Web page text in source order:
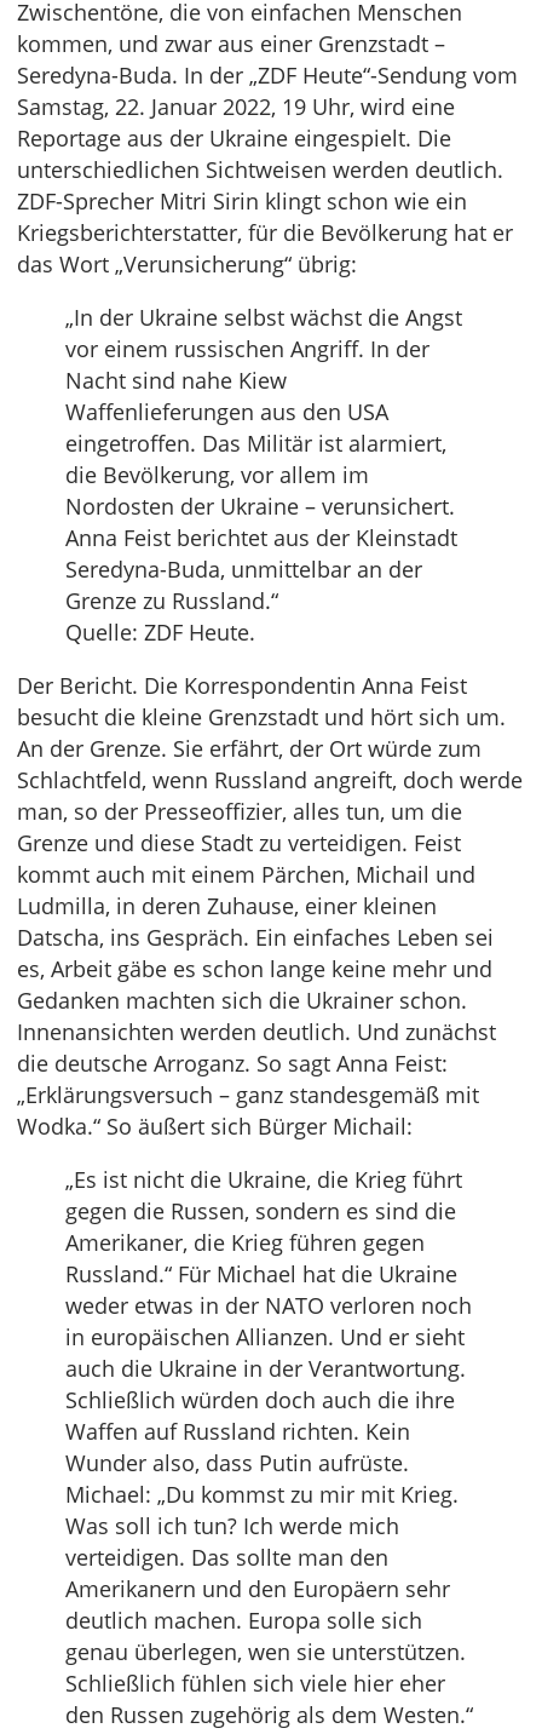
Zwischentöne, die von einfachen Menschen
kommen, und zwar aus einer Grenzstadt –
Seredyna-Buda. In der „ZDF Heute“-Sendung vom
Samstag, 22. Januar 2022, 19 Uhr, wird eine
Reportage aus der Ukraine eingespielt. Die
unterschiedlichen Sichtweisen werden deutlich.
ZDF-Sprecher Mitri Sirin klingt schon wie ein
Kriegsberichterstatter, für die Bevölkerung hat er
das Wort „Verunsicherung“ übrig:
„In der Ukraine selbst wächst die Angst
vor einem russischen Angriff. In der
Nacht sind nahe Kiew
Waffenlieferungen aus den USA
eingetroffen. Das Militär ist alarmiert,
die Bevölkerung, vor allem im
Nordosten der Ukraine – verunsichert.
Anna Feist berichtet aus der Kleinstadt
Seredyna-Buda, unmittelbar an der
Grenze zu Russland.“
Quelle: ZDF Heute.
Der Bericht. Die Korrespondentin Anna Feist
besucht die kleine Grenzstadt und hört sich um.
An der Grenze. Sie erfährt, der Ort würde zum
Schlachtfeld, wenn Russland angreift, doch werde
man, so der Presseoffizier, alles tun, um die
Grenze und diese Stadt zu verteidigen. Feist
kommt auch mit einem Pärchen, Michail und
Ludmilla, in deren Zuhause, einer kleinen
Datscha, ins Gespräch. Ein einfaches Leben sei
es, Arbeit gäbe es schon lange keine mehr und
Gedanken machten sich die Ukrainer schon.
Innenansichten werden deutlich. Und zunächst
die deutsche Arroganz. So sagt Anna Feist:
„Erklärungsversuch – ganz standesgemäß mit
Wodka.“ So äußert sich Bürger Michail:
„Es ist nicht die Ukraine, die Krieg führt
gegen die Russen, sondern es sind die
Amerikaner, die Krieg führen gegen
Russland.“ Für Michael hat die Ukraine
weder etwas in der NATO verloren noch
in europäischen Allianzen. Und er sieht
auch die Ukraine in der Verantwortung.
Schließlich würden doch auch die ihre
Waffen auf Russland richten. Kein
Wunder also, dass Putin aufrüste.
Michael: „Du kommst zu mir mit Krieg.
Was soll ich tun? Ich werde mich
verteidigen. Das sollte man den
Amerikanern und den Europäern sehr
deutlich machen. Europa solle sich
genau überlegen, wen sie unterstützen.
Schließlich fühlen sich viele hier eher
den Russen zugehörig als dem Westen.“